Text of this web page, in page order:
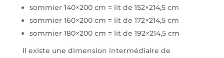
sommier 140×200 cm = lit de 152×214,5 cm
sommier 160×200 cm = lit de 172×214,5 cm
sommier 180×200 cm = lit de 192×214,5 cm
Il existe une dimension intermédiaire de